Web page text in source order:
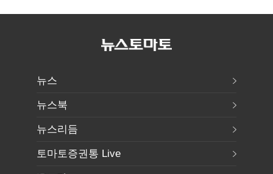
뉴스
뉴스북
뉴스리듬
토마토증권통 Live